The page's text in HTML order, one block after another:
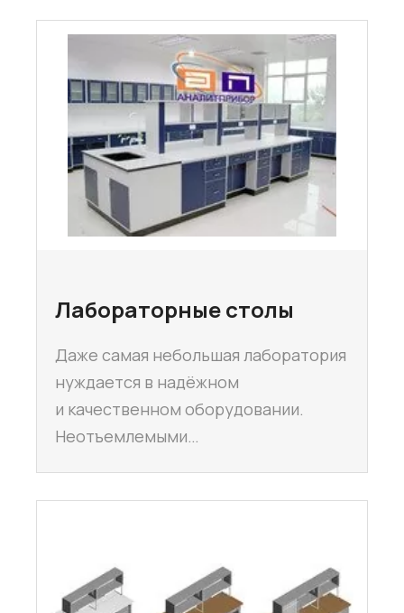
Лабораторные столы
Даже самая небольшая лаборатория
нуждается в надёжном
и качественном оборудовании.
Неотъемлемыми…